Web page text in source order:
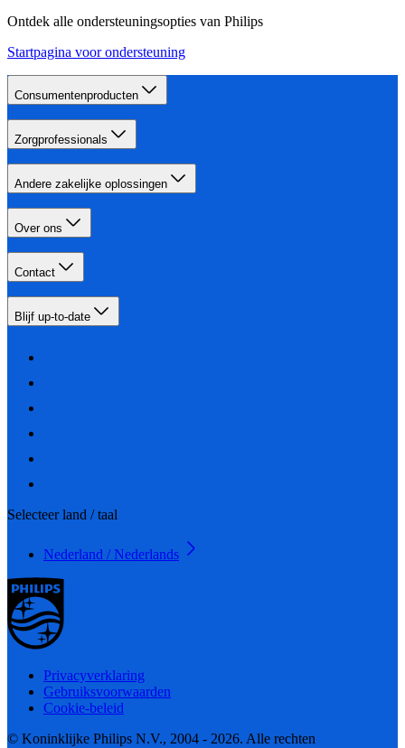
Ontdek alle ondersteuningsopties van Philips
Startpagina voor ondersteuning
Consumentenproducten
Zorgprofessionals
Andere zakelijke oplossingen
Over ons
Contact
Blijf up-to-date
Selecteer land / taal
Nederland / Nederlands
Privacyverklaring
Gebruiksvoorwaarden
Cookie-beleid
© Koninklijke Philips N.V., 2004 - 2026. Alle rechten